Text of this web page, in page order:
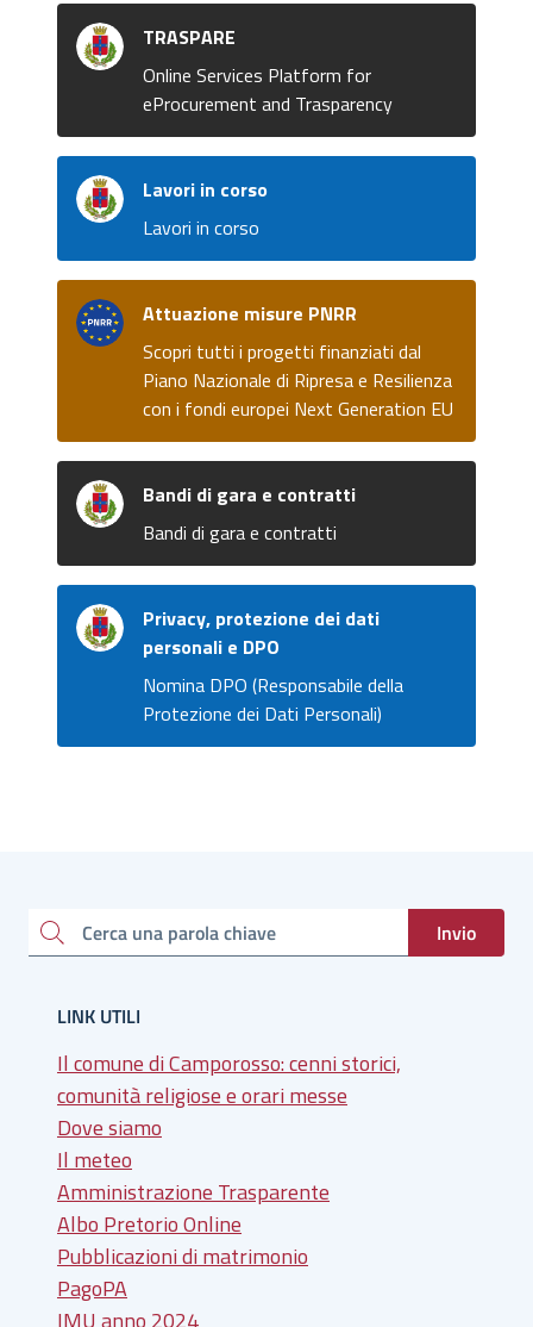
TRASPARE
Online Services Platform for
eProcurement and Trasparency
Lavori in corso
Lavori in corso
Attuazione misure PNRR
Scopri tutti i progetti finanziati dal
Piano Nazionale di Ripresa e Resilienza
con i fondi europei Next Generation EU
Bandi di gara e contratti
Bandi di gara e contratti
Privacy, protezione dei dati
personali e DPO
Nomina DPO (Responsabile della
Protezione dei Dati Personali)
Cerca una parola chiave Invio
LINK UTILI
Il comune di Camporosso: cenni storici,
comunità religiose e orari messe
Dove siamo
Il meteo
Amministrazione Trasparente
Albo Pretorio Online
Pubblicazioni di matrimonio
PagoPA
IMU anno 2024